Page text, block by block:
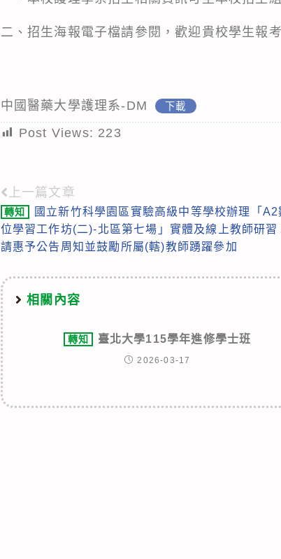
二、招生海報電子檔請參閱，歡迎貴校學生報考
中國醫藥大學護理系-DM 下載
Post Views: 223
Read
more
articles
上一篇文章
轉知
國立新竹科學園區實驗高級中等學校辦理「A2
位學習工作坊(二)-北區第七場」實體及線上教師研習
請惠予公告周知並鼓勵所屬(轄)教師踴躍參加
相關內容
轉知 臺北大學115學年進修學士班
2026-03-17